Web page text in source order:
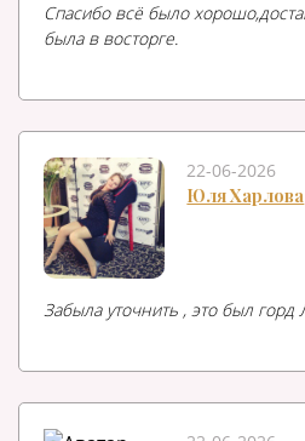
Спасибо всё было
была в восторге.
22-06-2026
Юля Харлова
Забыла уточнить , это был горд